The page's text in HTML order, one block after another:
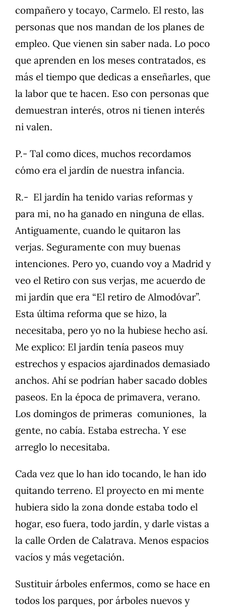
compañero y tocayo, Carmelo. El resto, las
personas que nos mandan de los planes de
empleo. Que vienen sin saber nada. Lo poco
que aprenden en los meses contratados, es
más el tiempo que dedicas a enseñarles, que
la labor que te hacen. Eso con personas que
demuestran interés, otros ni tienen interés
ni valen.
P.- Tal como dices, muchos recordamos
cómo era el jardín de nuestra infancia.
R.- El jardín ha tenido varias reformas y
para mi, no ha ganado en ninguna de ellas.
Antiguamente, cuando le quitaron las
verjas. Seguramente con muy buenas
intenciones. Pero yo, cuando voy a Madrid y
veo el Retiro con sus verjas, me acuerdo de
mi jardín que era “El retiro de Almodóvar”.
Esta última reforma que se hizo, la
necesitaba, pero yo no la hubiese hecho así.
Me explico: El jardín tenía paseos muy
estrechos y espacios ajardinados demasiado
anchos. Ahí se podrían haber sacado dobles
paseos. En la época de primavera, verano.
Los domingos de primeras comuniones, la
gente, no cabía. Estaba estrecha. Y ese
arreglo lo necesitaba.
Cada vez que lo han ido tocando, le han ido
quitando terreno. El proyecto en mi mente
hubiera sido la zona donde estaba todo el
hogar, eso fuera, todo jardín, y darle vistas a
la calle Orden de Calatrava. Menos espacios
vacíos y más vegetación.
Sustituir árboles enfermos, como se hace en
todos los parques, por árboles nuevos y